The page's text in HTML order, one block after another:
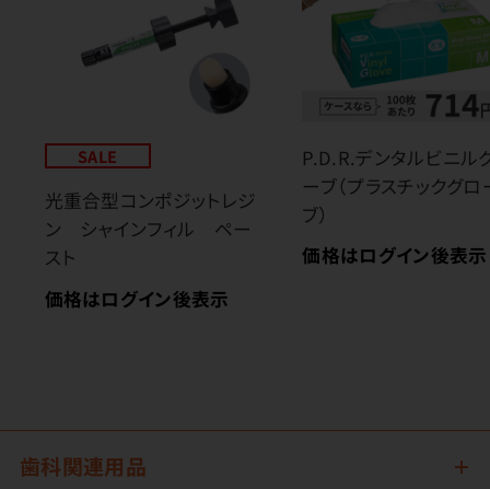
SALE
光重合型コンポジットレジ
ン シャインフィル ペー
スト
価格はログイン後表示
P.D.R.デンタルビニル
ーブ（プラスチックグロ
ブ）
価格はログイン後表示
歯科関連用品